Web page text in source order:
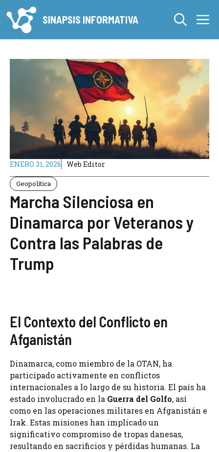
al
contenido
SINAPSIS INFORMATIVA
ENERO 31, 2026 Web Editor
Geopolítica
Marcha Silenciosa en
Dinamarca por Veteranos y
Contra las Palabras de
Trump
El Contexto del Conflicto en
Afganistán
Dinamarca, como miembro de la OTAN, ha
participado activamente en conflictos
internacionales a lo largo de su historia. El país ha
estado involucrado en la Guerra del Golfo, así
como en las operaciones militares en Afganistán e
Irak. Estas misiones han implicado un
significativo compromiso de tropas danesas,
resultando en sacrificios y pérdidas humanas. La